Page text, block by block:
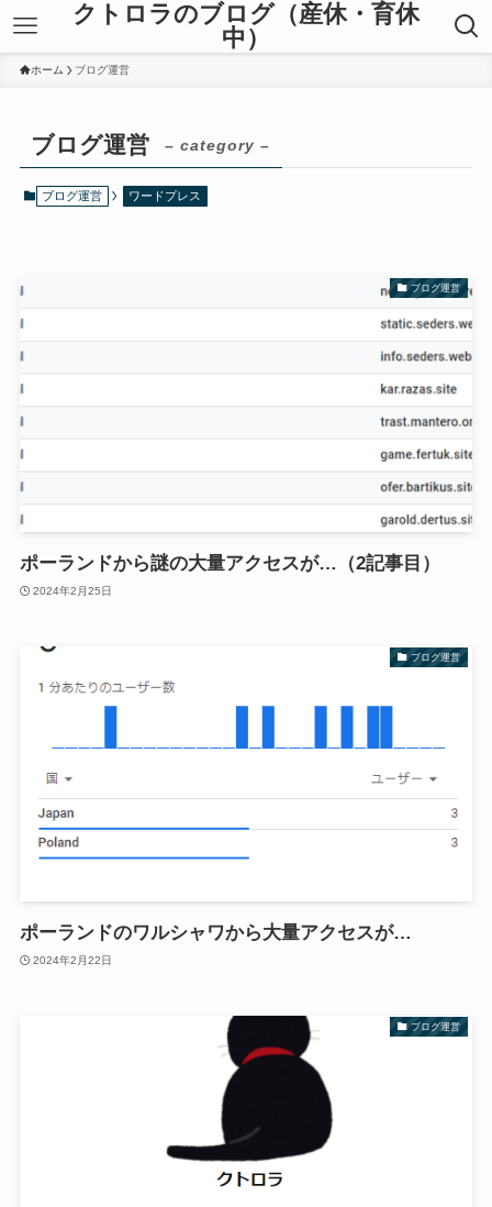
クトロラのブログ（産休・育休
中）
ホーム ブログ運営
ブログ運営 – category –
ブログ運営 ワードプレス
ブログ運営
ポーランドから謎の大量アクセスが…（2記事目）
2024年2月25日
ブログ運営
ポーランドのワルシャワから大量アクセスが…
2024年2月22日
ブログ運営